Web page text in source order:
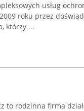
usług
roku przez
którzy ...
to rodzinna firma